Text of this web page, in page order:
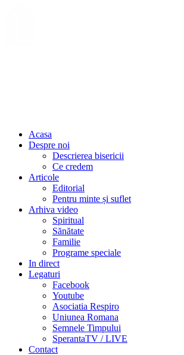
Acasa
Despre noi
Descrierea bisericii
Ce credem
Articole
Editorial
Pentru minte și suflet
Arhiva video
Spiritual
Sănătate
Familie
Programe speciale
In direct
Legaturi
Facebook
Youtube
Asociatia Respiro
Uniunea Romana
Semnele Timpului
SperantaTV / LIVE
Contact